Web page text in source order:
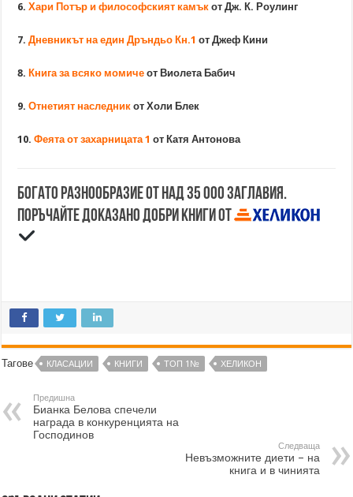
6.Хари Потър и философският камък от Дж. К. Роулинг
7.Дневникът на един Дръндьо Кн.1 от Джеф Кини
8. Книга за всяко момиче от Виолета Бабич
9.Отнетият наследник от Холи Блек
10. Феята от захарницата 1 от Катя Антонова
Богато разнообразие от над 35 000 заглавия.
Поръчайте доказано добри книги от
Тагове КЛАСАЦИИ КНИГИ ТОП 1№ ХЕЛИКОН
Предишна
Бианка Белова спечели
награда в конкуренцията на
Господинов
Следваща
Невъзможните диети – на
книга и в чинията